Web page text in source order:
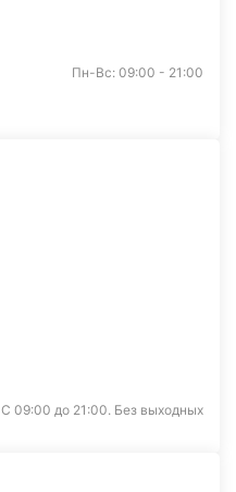
Пн-Вс: 09:00 - 21:00
С 09:00 до 21:00. Без выходных